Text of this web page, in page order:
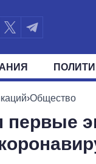
ПРЕЗИДЕНТ И
›Общество
первые